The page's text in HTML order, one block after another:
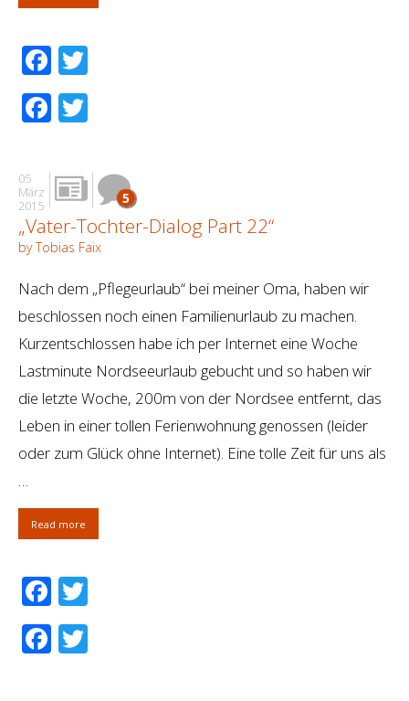
Facebook
Facebook
05
März
2015
5
„Vater-Tochter-Dialog Part 22“
by Tobias Faix
Nach dem „Pflegeurlaub“ bei meiner Oma, haben wir
beschlossen noch einen Familienurlaub zu machen.
Kurzentschlossen habe ich per Internet eine Woche
Lastminute Nordseeurlaub gebucht und so haben wir
die letzte Woche, 200m von der Nordsee entfernt, das
Leben in einer tollen Ferienwohnung genossen (leider
oder zum Glück ohne Internet). Eine tolle Zeit für uns als
…
Read more
Facebook
Facebook